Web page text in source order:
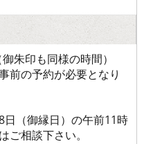
朱印も同様の時間）
前の予約が必要となり
（御縁日）の午前11時
相談下さい。